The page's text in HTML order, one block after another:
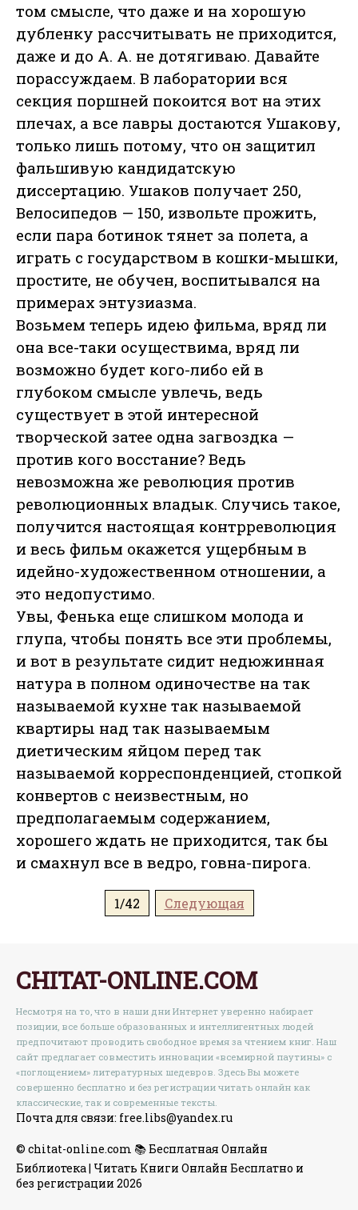
том смысле, что даже и на хорошую
дубленку рассчитывать не приходится,
даже и до А. А. не дотягиваю. Давайте
порассуждаем. В лаборатории вся
секция поршней покоится вот на этих
плечах, а все лавры достаются Ушакову,
только лишь потому, что он защитил
фальшивую кандидатскую
диссертацию. Ушаков получает 250,
Велосипедов — 150, извольте прожить,
если пара ботинок тянет за полета, а
играть с государством в кошки-мышки,
простите, не обучен, воспитывался на
примерах энтузиазма.
Возьмем теперь идею фильма, вряд ли
она все-таки осуществима, вряд ли
возможно будет кого-либо ей в
глубоком смысле увлечь, ведь
существует в этой интересной
творческой затее одна загвоздка —
против кого восстание? Ведь
невозможна же революция против
революционных владык. Случись такое,
получится настоящая контрреволюция
и весь фильм окажется ущербным в
идейно-художественном отношении, а
это недопустимо.
Увы, Фенька еще слишком молода и
глупа, чтобы понять все эти проблемы,
и вот в результате сидит недюжинная
натура в полном одиночестве на так
называемой кухне так называемой
квартиры над так называемым
диетическим яйцом перед так
называемой корреспонденцией, стопкой
конвертов с неизвестным, но
предполагаемым содержанием,
хорошего ждать не приходится, так бы
и смахнул все в ведро, говна-пирога.
1/42 Следующая
CHITAT-ONLINE.COM
Несмотря на то, что в наши дни Интернет уверенно набирает
позиции, все больше образованных и интеллигентных людей
предпочитают проводить свободное время за чтением книг. Наш
сайт предлагает совместить инновации «всемирной паутины» с
«поглощением» литературных шедевров. Здесь Вы можете
совершенно бесплатно и без регистрации читать онлайн как
классические, так и современные тексты.
Почта для связи: free.libs@yandex.ru
© chitat-online.com 📚 Бесплатная Онлайн
Библиотека | Читать Книги Онлайн Бесплатно и
без регистрации 2026